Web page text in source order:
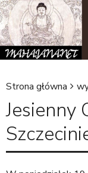
J
e
s
t
Strona główna
Jesienny